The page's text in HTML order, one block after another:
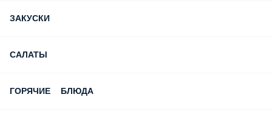
ЗАКУСКИ
САЛАТЫ
ГОРЯЧИЕ БЛЮДА